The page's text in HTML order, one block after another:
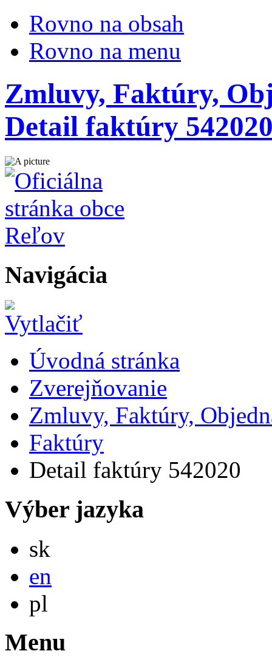
Rovno na obsah
Rovno na menu
Zmluvy, Faktúry,
Detail faktúry
Navigácia
Úvodná stránka
Zverejňovanie
Zmluvy, Faktúry,
Faktúry
Detail faktúry 542020
Výber jazyka
sk
en
pl
Menu